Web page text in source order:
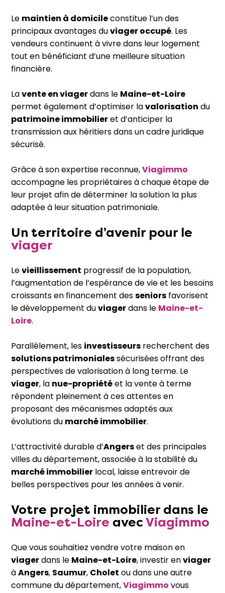
Le maintien à domicileconstitue l’un des
principaux avantages duviager occupé. Les
vendeurs continuent à vivre dans leur logement
tout en bénéficiant d’une meilleure situation
financière.
Lavente en viagerdans le Maine-et-Loire
permet également d’optimiser lavalorisation du
patrimoine immobilieret d’anticiper la
transmission aux héritiers dans un cadre juridique
sécurisé.
Grâce à son expertise reconnue,Viagimmo
accompagne les propriétaires à chaque étape de
leur projet afin de déterminer la solution la plus
adaptée à leur situation patrimoniale.
Un territoire d’avenir pour le
viager
Levieillissement progressif de la population,
l’augmentation de l’espérance de vie et les besoins
croissants en financement desseniors favorisent
le développement duviagerdans le Maine-et-
Loire.
Parallèlement, les investisseurs recherchent des
solutions patrimonialessécurisées offrant des
perspectives de valorisation à long terme. Le
viager, la nue-propriétéet la vente à terme
répondent pleinement à ces attentes en
proposant des mécanismes adaptés aux
évolutions du marché immobilier.
L’attractivité durable d’Angerset des principales
villes du département, associée à la stabilité du
marché immobilier local, laisse entrevoir de
belles perspectives pour les années à venir.
Votre projet immobilier dans le
Maine-et-Loire avec Viagimmo
Que vous souhaitiez vendre votre maison en
viagerdans le Maine-et-Loire, investir enviager
àAngers, Saumur, Cholet ou dans une autre
commune du département,Viagimmo vous